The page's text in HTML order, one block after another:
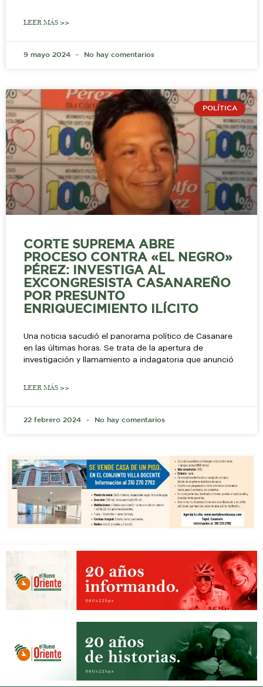
LEER MÁS >>
9 mayo 2024 No hay comentarios
POLÍTICA
CORTE SUPREMA ABRE
PROCESO CONTRA «EL NEGRO»
PÉREZ: INVESTIGA AL
EXCONGRESISTA CASANAREÑO
POR PRESUNTO
ENRIQUECIMIENTO ILÍCITO
Una noticia sacudió el panorama político de Casanare
en las últimas horas. Se trata de la apertura de
investigación y llamamiento a indagatoria que anunció
LEER MÁS >>
22 febrero 2024 No hay comentarios